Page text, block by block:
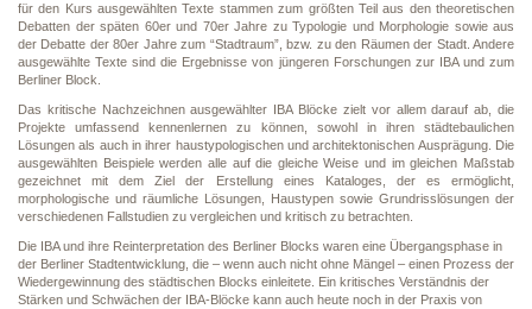
für den Kurs ausgewählten Texte stammen zum größten Teil aus den theoretischen
Debatten der späten 60er und 70er Jahre zu Typologie und Morphologie sowie aus
der Debatte der 80er Jahre zum “Stadtraum”, bzw. zu den Räumen der Stadt. Andere
ausgewählte Texte sind die Ergebnisse von jüngeren Forschungen zur IBA und zum
Berliner Block.
Das kritische Nachzeichnen ausgewählter IBA Blöcke zielt vor allem darauf ab, die
Projekte umfassend kennenlernen zu können, sowohl in ihren städtebaulichen
Lösungen als auch in ihrer haustypologischen und architektonischen Ausprägung. Die
ausgewählten Beispiele werden alle auf die gleiche Weise und im gleichen Maßstab
gezeichnet mit dem Ziel der Erstellung eines Kataloges, der es ermöglicht,
morphologische und räumliche Lösungen, Haustypen sowie Grundrisslösungen der
verschiedenen Fallstudien zu vergleichen und kritisch zu betrachten.
Die IBA und ihre Reinterpretation des Berliner Blocks waren eine Übergangsphase in
der Berliner Stadtentwicklung, die – wenn auch nicht ohne Mängel – einen Prozess der
Wiedergewinnung des städtischen Blocks einleitete. Ein kritisches Verständnis der
Stärken und Schwächen der IBA-Blöcke kann auch heute noch in der Praxis von